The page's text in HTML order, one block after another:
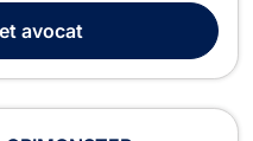
droit du bail et en
Meynaert ...
avocat